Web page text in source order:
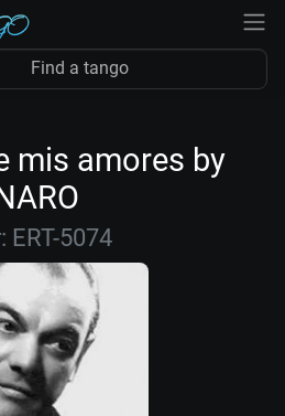
mis amores by
ERT-5074